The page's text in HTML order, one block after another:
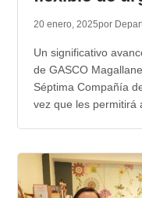
20 enero, 2025por
Un significativo
de GASCO
Séptima Compañía
vez que les permitirá